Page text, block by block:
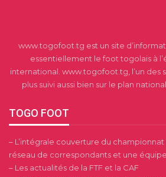
www.togofoot.tg est un site
essentiellement le foot togolais à
international. www.togofoot.tg, l’un des
plus suivi aussi bien sur le plan
TOGO FOOT
– L’intégrale couverture du
réseau de correspondants et une
– Les actualités de la FTF et la CAF